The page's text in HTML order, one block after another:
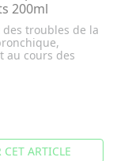
200ml
troubles de la
au cours des
CET ARTICLE